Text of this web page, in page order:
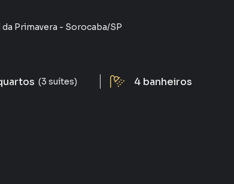
Primavera - Sorocaba/SP
(3 suítes) 4 banheiros